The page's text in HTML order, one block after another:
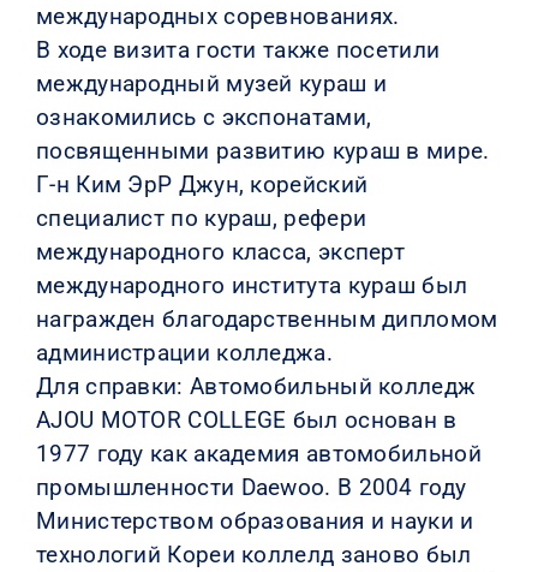
международных соревнованиях.
В ходе визита гости также посетили
международный музей кураш и
ознакомились с экспонатами,
посвященными развитию кураш в мире.
Г-н Ким ЭрР Джун, корейский
специалист по кураш, рефери
международного класса, эксперт
международного института кураш был
награжден благодарственным дипломом
администрации колледжа.
Для справки: Автомобильный колледж
AJOU MOTOR COLLEGE был основан в
1977 году как академия автомобильной
промышленности Daewoo. В 2004 году
Министерством образования и науки и
технологий Кореи коллелд заново был